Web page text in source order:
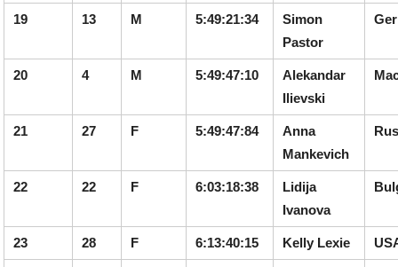
19 13 M 5:49:21:34
Simon
Pastor
20 4 M 5:49:47:10
Alekandar
Ilievski
21 27 F 5:49:47:84
Anna
Mankevich
22 22 F 6:03:18:38
Lidija
Ivanova
23 28 F 6:13:40:15 Kelly Lexie